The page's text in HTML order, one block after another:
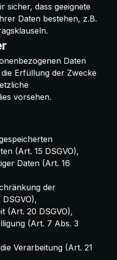
sicher, dass geeignete
Daten bestehen, z.B.
Daten
Erfüllung der Zwecke
vorsehen.
(Art. 15 DSGVO),
Daten (Art. 16
der
(Art. 20 DSGVO),
(Art. 7 Abs. 3
Verarbeitung (Art. 21